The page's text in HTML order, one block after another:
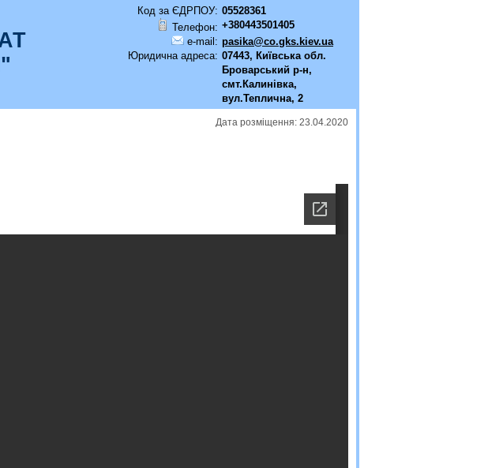
Код за ЄДРПОУ: 05528361
Телефон: +380443501405
e-mail: pasika@co.gks.kiev.ua
Юридична адреса: 07443, Київська обл.
Броварський р-н,
смт.Калинівка,
вул.Теплична, 2
Дата розміщення: 23.04.2020